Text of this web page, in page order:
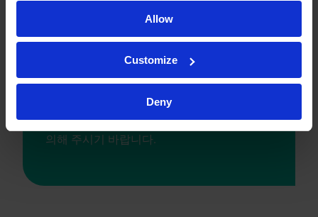
Allow
Customize
Deny
*원하는 방법을 찾지 못하더라도 무료로 일반
적인 방법의 검증을 제공하므로 저희에게 문
의해 주시기 바랍니다.